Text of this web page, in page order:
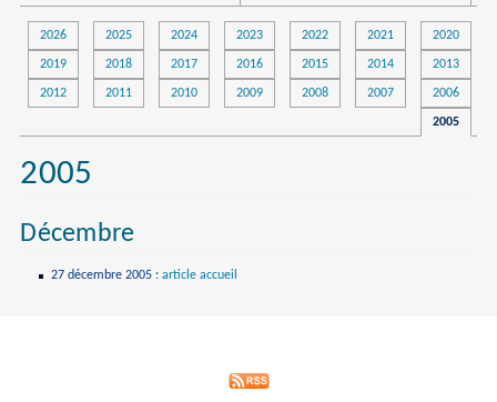
2026 2025 2024 2023 2022 2021 2020
2019 2018 2017 2016 2015 2014 2013
2012 2011 2010 2009 2008 2007 2006
2005
2005
Décembre
27 décembre 2005 :article accueil